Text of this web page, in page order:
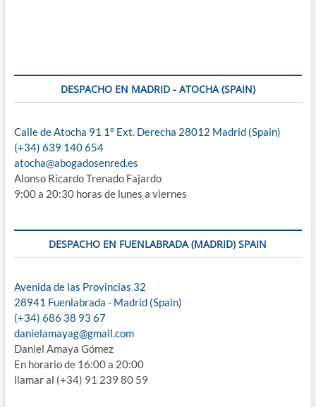
DESPACHO EN MADRID - ATOCHA (SPAIN)
Calle de Atocha 91 1º Ext. Derecha 28012 Madrid (Spain)
(+34) 639 140 654
atocha@abogadosenred.es
Alonso Ricardo Trenado Fajardo
9:00 a 20:30 horas de lunes a viernes
DESPACHO EN FUENLABRADA (MADRID) SPAIN
Avenida de las Provincias 32
28941 Fuenlabrada - Madrid (Spain)
(+34) 686 38 93 67
danielamayag@gmail.com
Daniel Amaya Gómez
En horario de 16:00 a 20:00
llamar al (+34) 91 239 80 59